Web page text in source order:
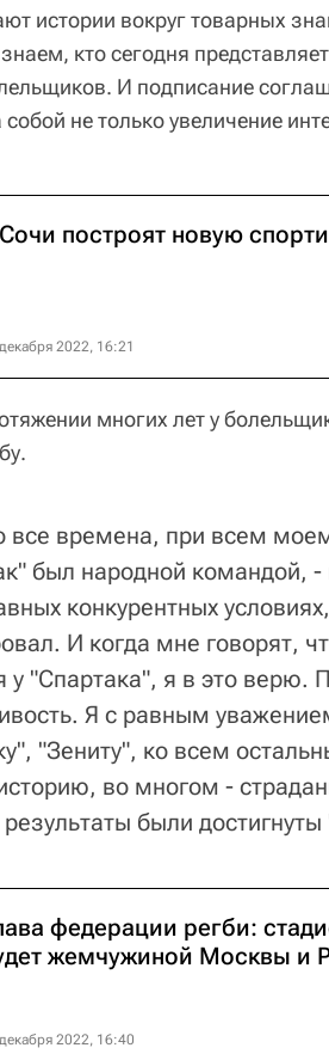
истории вокруг товарных
кто сегодня
И подписание
не только увеличение
построят новую
2022, 16:21
многих лет у
все времена, при всем
был народной командой, -
конкурентных
И когда мне говорят,
"Спартака", я в это верю.
Я с равным
"Зениту", ко всем
во многом -
были
федерации регби:
жемчужиной Москвы и
2022, 16:40